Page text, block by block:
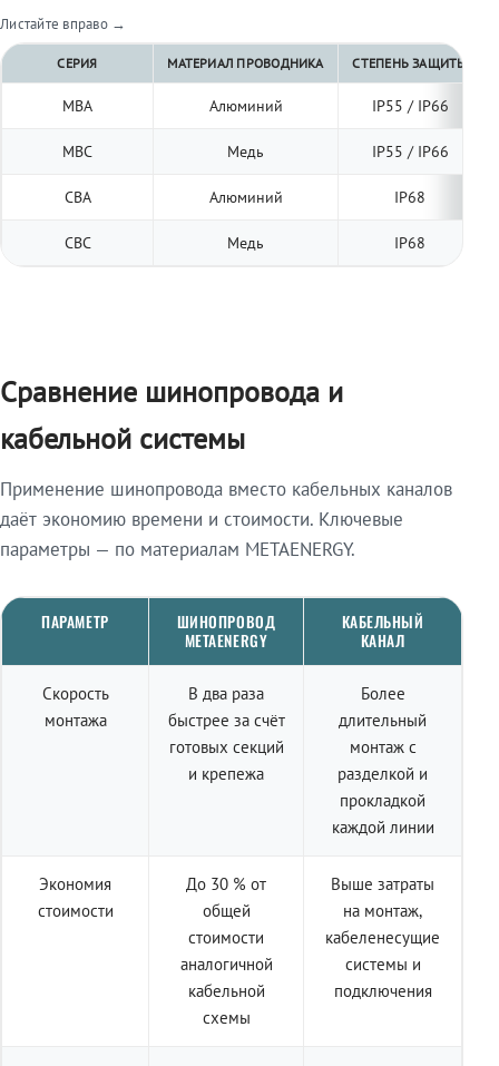
Листайте вправо →
СЕРИЯ МАТЕРИАЛ ПРОВОДНИКА СТЕПЕНЬ ЗАЩИТЫ
МВА Алюминий IP55 / IP66
МВС Медь IP55 / IP66
СВА Алюминий IP68
СВС Медь IP68
Сравнение шинопровода и
кабельной системы
Применение шинопровода вместо кабельных каналов
даёт экономию времени и стоимости. Ключевые
параметры — по материалам METAENERGY.
ПАРАМЕТР
ШИНОПРОВОД
METAENERGY
КАБЕЛЬНЫЙ
КАНАЛ
Скорость
монтажа
В два раза
быстрее за счёт
готовых секций
и крепежа
Более
длительный
монтаж с
разделкой и
прокладкой
каждой линии
Экономия
стоимости
До 30 % от
общей
стоимости
аналогичной
кабельной
схемы
Выше затраты
на монтаж,
кабеленесущие
системы и
подключения